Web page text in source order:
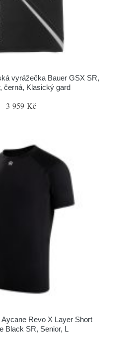
vyrážečka Bauer GSX SR,
černá, Klasický gard
3 959 Kč
Revo X Layer Short
Black SR, Senior, L